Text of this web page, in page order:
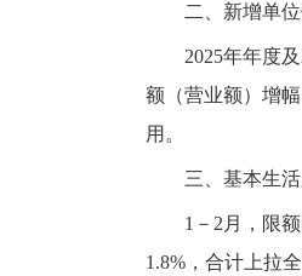
二、新增单
2025年年度
额（营业额）增
用。
三、基本生
1－2月，限
1.8%，合计上拉